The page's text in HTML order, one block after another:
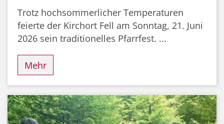
Trotz hochsommerlicher Temperaturen
feierte der Kirchort Fell am Sonntag, 21. Juni
2026 sein traditionelles Pfarrfest. ...
Mehr